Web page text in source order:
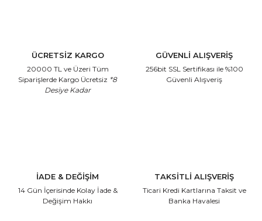
ÜCRETSİZ KARGO
20000 TL ve Üzeri Tüm
Siparişlerde Kargo Ücretsiz *8
Desiye Kadar
GÜVENLİ ALIŞVERİŞ
256bit SSL Sertifikası ile %100
Güvenli Alışveriş
İADE & DEĞİŞİM
14 Gün İçerisinde Kolay İade &
Değişim Hakkı
TAKSİTLİ ALIŞVERİŞ
Ticari Kredi Kartlarına Taksit ve
Banka Havalesi